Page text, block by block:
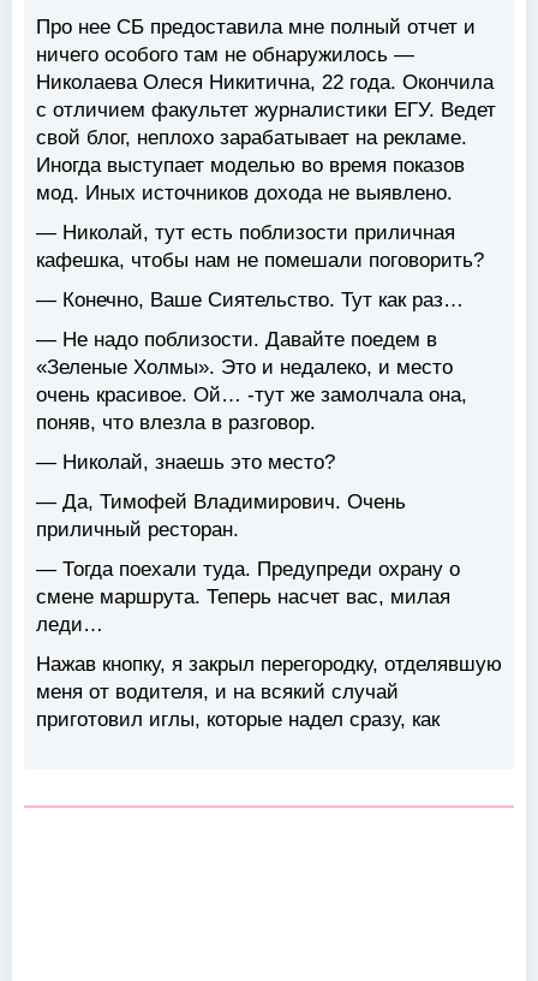
Про нее СБ предоставила мне полный отчет и
ничего особого там не обнаружилось —
Николаева Олеся Никитична, 22 года. Окончила
с отличием факультет журналистики ЕГУ. Ведет
свой блог, неплохо зарабатывает на рекламе.
Иногда выступает моделью во время показов
мод. Иных источников дохода не выявлено.
— Николай, тут есть поблизости приличная
кафешка, чтобы нам не помешали поговорить?
— Конечно, Ваше Сиятельство. Тут как раз…
— Не надо поблизости. Давайте поедем в
«Зеленые Холмы». Это и недалеко, и место
очень красивое. Ой… -тут же замолчала она,
поняв, что влезла в разговор.
— Николай, знаешь это место?
— Да, Тимофей Владимирович. Очень
приличный ресторан.
— Тогда поехали туда. Предупреди охрану о
смене маршрута. Теперь насчет вас, милая
леди…
Нажав кнопку, я закрыл перегородку, отделявшую
меня от водителя, и на всякий случай
приготовил иглы, которые надел сразу, как